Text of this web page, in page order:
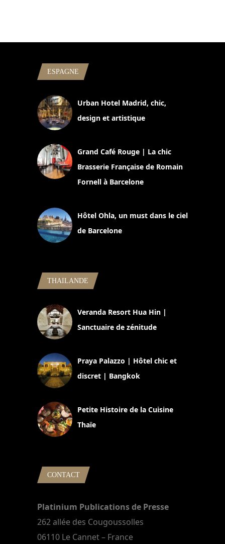
ESPAGNE
Urban Hotel Madrid, chic,
design et artistique
Grand Café Rouge | La chic
Brasserie Française de Romain
Fornell à Barcelone
Hôtel Ohla, un must dans le ciel
de Barcelone
THAILANDE
Veranda Resort Hua Hin |
Sanctuaire de zénitude
Praya Palazzo | Hôtel chic et
discret | Bangkok
Petite Histoire de la Cuisine
Thaïe
CONTACT
Platinium Publications de Presse
262 allée des Cougoussolles
06110 Le Cannet – France